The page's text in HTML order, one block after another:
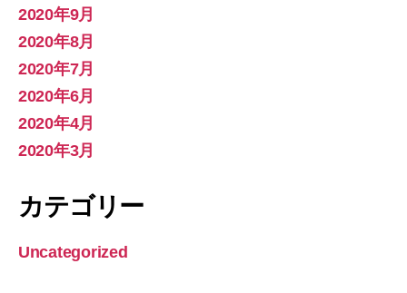
2020年9月
2020年8月
2020年7月
2020年6月
2020年4月
2020年3月
カテゴリー
Uncategorized